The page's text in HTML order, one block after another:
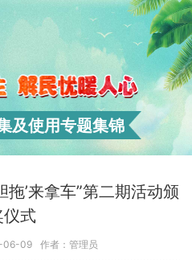
及使用专题集锦
拖’来拿车”第二期活动颁
仪式
06-09 作者：管理员